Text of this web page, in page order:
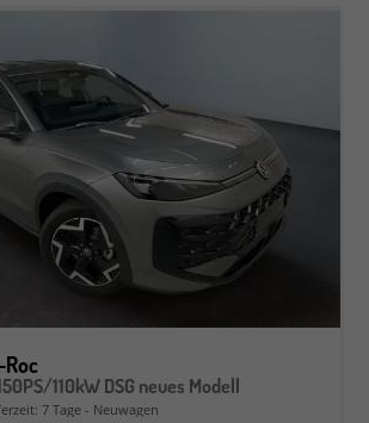
Roc
110kW DSG neues Modell
7 Tage Neuwagen